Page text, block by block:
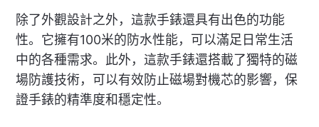
除了外觀設計之外，這款手錶還具有出色的功能
性。它擁有100米的防水性能，可以滿足日常生活
中的各種需求。此外，這款手錶還搭載了獨特的磁
場防護技術，可以有效防止磁場對機芯的影響，保
證手錶的精準度和穩定性。